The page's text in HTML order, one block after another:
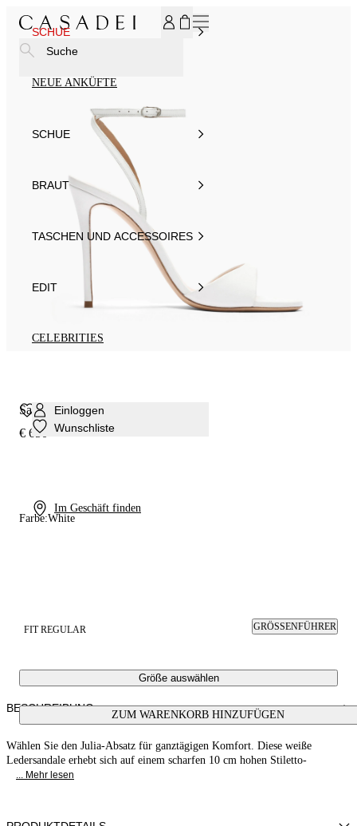
SCHUE
NEUE ANKÜFTE
SCHUE
BRAUT
TASCHEN UND ACCESSOIRES
EDIT
CELEBRITIES
Einloggen
Wunschliste
Im Geschäft finden
Suche
Sandale Julia Minorca
€ 650
Farbe:White
FIT REGULAR GRÖSSENFÜHRER
Größe auswählen
ZUM WARENKORB HINZUFÜGEN
BESCHREIBUNG
Wählen Sie den Julia-Absatz für ganztägigen Komfort. Diese weiße
Ledersandale erhebt sich auf einem scharfen 10 cm hohen Stiletto-
... Mehr lesen